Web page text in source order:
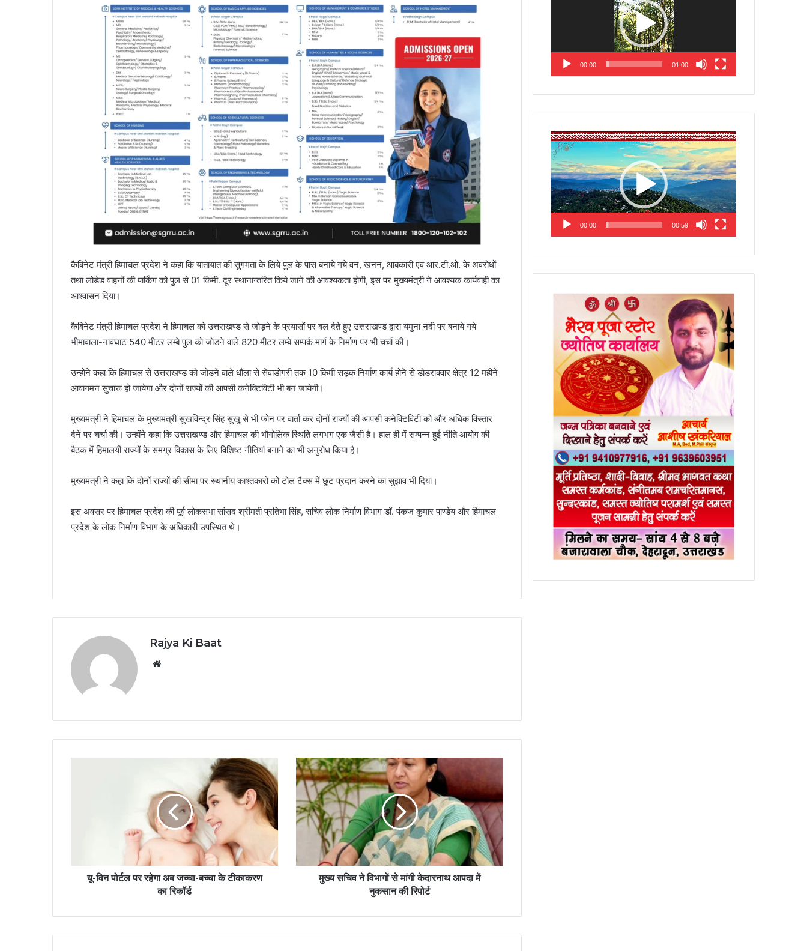
कैबिनेट मंत्री हिमाचल प्रदेश ने कहा कि यातायात की सुगमता के लिये पुल के पास बनाये गये वन, खनन, आबकारी एवं आर.टी.ओ. के अवरोधों
तथा लोडेड वाहनों की पार्किंग को पुल से 01 किमी. दूर स्थानान्तरित किये जाने की आवश्यकता होगी, इस पर मुख्यमंत्री ने आवश्यक कार्यवाही का
आश्वासन दिया।
कैबिनेट मंत्री हिमाचल प्रदेश ने हिमाचल को उत्तराखण्ड से जोड़ने के प्रयासों पर बल देते हुए उत्तराखण्ड द्वारा यमुना नदी पर बनाये गये
भीमावाला-नावघाट 540 मीटर लम्बे पुल को जोडने वाले 820 मीटर लम्बे सम्पर्क मार्ग के निर्माण पर भी चर्चा की।
उन्होंने कहा कि हिमाचल से उत्तराखण्ड को जोडने वाले धौला से सेवाडोगरी तक 10 किमी सड़क निर्माण कार्य होने से डोडराक्वार क्षेत्र 12 महीने
आवागमन सुचारू हो जायेगा और दोनों राज्यों की आपसी कनेक्टिविटी भी बन जायेगी।
मुख्यमंत्री ने हिमाचल के मुख्यमंत्री सुखविन्द्र सिंह सुखू से भी फोन पर वार्ता कर दोनों राज्यों की आपसी कनेक्टिविटी को और अधिक विस्तार
देने पर चर्चा की। उन्होंने कहा कि उत्तराखण्ड और हिमाचल की भौगोलिक स्थिति लगभग एक जैसी है। हाल ही में सम्पन्न हुई नीति आयोग की
बैठक में हिमालयी राज्यों के समग्र विकास के लिए विशिष्ट नीतियां बनाने का भी अनुरोध किया है।
मुख्यमंत्री ने कहा कि दोनों राज्यों की सीमा पर स्थानीय काश्तकारों को टोल टैक्स में छूट प्रदान करने का सुझाव भी दिया।
इस अवसर पर हिमाचल प्रदेश की पूर्व लोकसभा सांसद श्रीमती प्रतिभा सिंह, सचिव लोक निर्माण विभाग डॉ. पंकज कुमार पाण्डेय और हिमाचल
प्रदेश के लोक निर्माण विभाग के अधिकारी उपस्थित थे।
Rajya Ki Baat
यू-विन पोर्टल पर रहेगा अब जच्चा-बच्चा के टीकाकरण
का रिकॉर्ड
मुख्य सचिव ने विभागों से मांगी केदारनाथ आपदा में
नुकसान की रिपोर्ट
00:00 01:00
Video
Player
00:00 00:59